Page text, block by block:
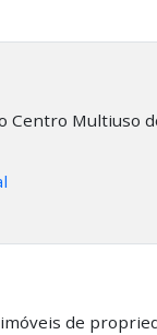
Centro Multiuso
de